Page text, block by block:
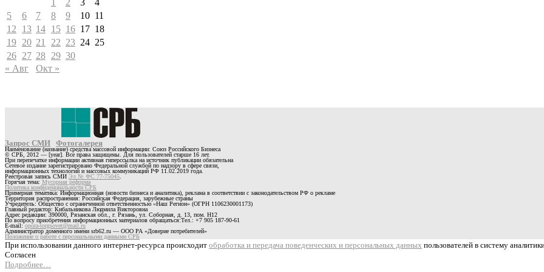
1
2 3
4
5
6 7 8 9 10 11
12
13 14 15 16 17 18
19 20 21 22 23 24 25
26 27 28 29 30
« Авг
Окт »
Запрос СМИ Фотогалерея
Наименование (название) средства массовой информации: Союз Российского Бизнеса
© СРБ, 2012 — [year]. Все права защищены. Для пользователей старше 16 лет.
При перепечатке информации активная гиперссылка на источник публикации обязательна
Сетевое издание зарегистрировано Федеральной службой по надзору в сфере связи,
информационных технологий и массовых коммуникаций РФ 11.02.2019 года.
Реестровая запись СМИ Эл № ФС 77-75045
Горячая тема: Мусорная реформа
Политика конфиденциальности СРБ
Примерная тематика: Информационная (новости бизнеса и аналитика), реклама в соответствии с законодательством РФ о рекламе
Территория распространения: Российская Федерация, зарубежные страны
Учредитель: Общество с ограниченной ответственностью «Наш Регион» (ОГРН 1106230001173)
Главный редактор: Кибальникова Людмила Викторовна
Адрес редакции: 390000, Рязанская обл., г. Рязань, ул. Соборная, д. 13, пом. Н12
По вопросу приобретения информационных материалов обращаться:Тел.: +7 905 187-90-61
E-mail:opora-torgsovet@mail.ru
Администратор доменного имени srb62.ru — ООО РА «Доверие потребителей»
Положение о работе с персональными данными СРБ
При использовании данного интернет-ресурса происходит обработка и передача поведенческих и персональных данных пользователей в систему
Согласен
Подробнее…